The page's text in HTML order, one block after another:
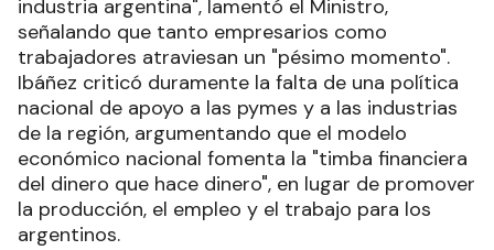
industria argentina", lamentó el Ministro,
señalando que tanto empresarios como
trabajadores atraviesan un "pésimo momento".
Ibáñez criticó duramente la falta de una política
nacional de apoyo a las pymes y a las industrias
de la región, argumentando que el modelo
económico nacional fomenta la "timba financiera
del dinero que hace dinero", en lugar de promover
la producción, el empleo y el trabajo para los
argentinos.